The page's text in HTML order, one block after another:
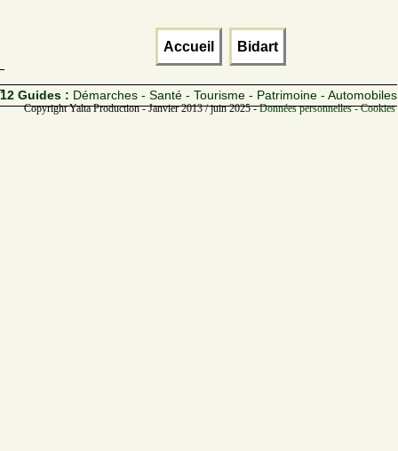
Accueil Bidart
12 Guides : Démarches - Santé - Tourisme - Patrimoine - Automobiles
Copyright Yalta Production - Janvier 2013 / juin 2025 -Données personnelles -